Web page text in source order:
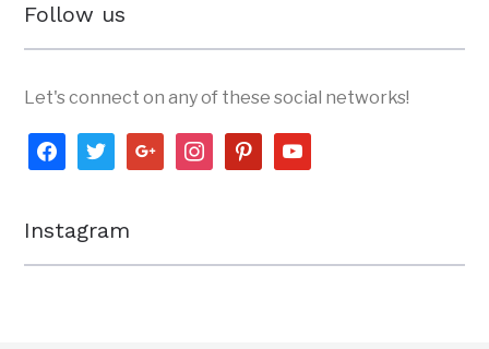
Follow us
Let's connect on any of these social networks!
facebooktwittergoogleinstagrampinterestyoutube
Instagram